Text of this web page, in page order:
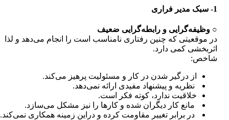
1- سبک مدیر فراری
○ وظیفه‌گرایی و رابطه‌گرایی ضعیف
در موقعیتی که چنین رفتاری نامناسب است را انجام می‌دهد و لذا
اثربخشی کمی دارد.
شاخص:
از درگیر شدن در کار و مسئولیت پرهیز می‌کند.
نظریه و پیشنهاد مفیدی ارائه نمی‌دهد.
خلاقیت ندارد، کوته فکر است.
مانع کار دیگران شده و کارها را نیز مشکل می‌سازد.
در برابر تغییر مقاومت کرده و دراین زمینه همکاری نمی‌کند.